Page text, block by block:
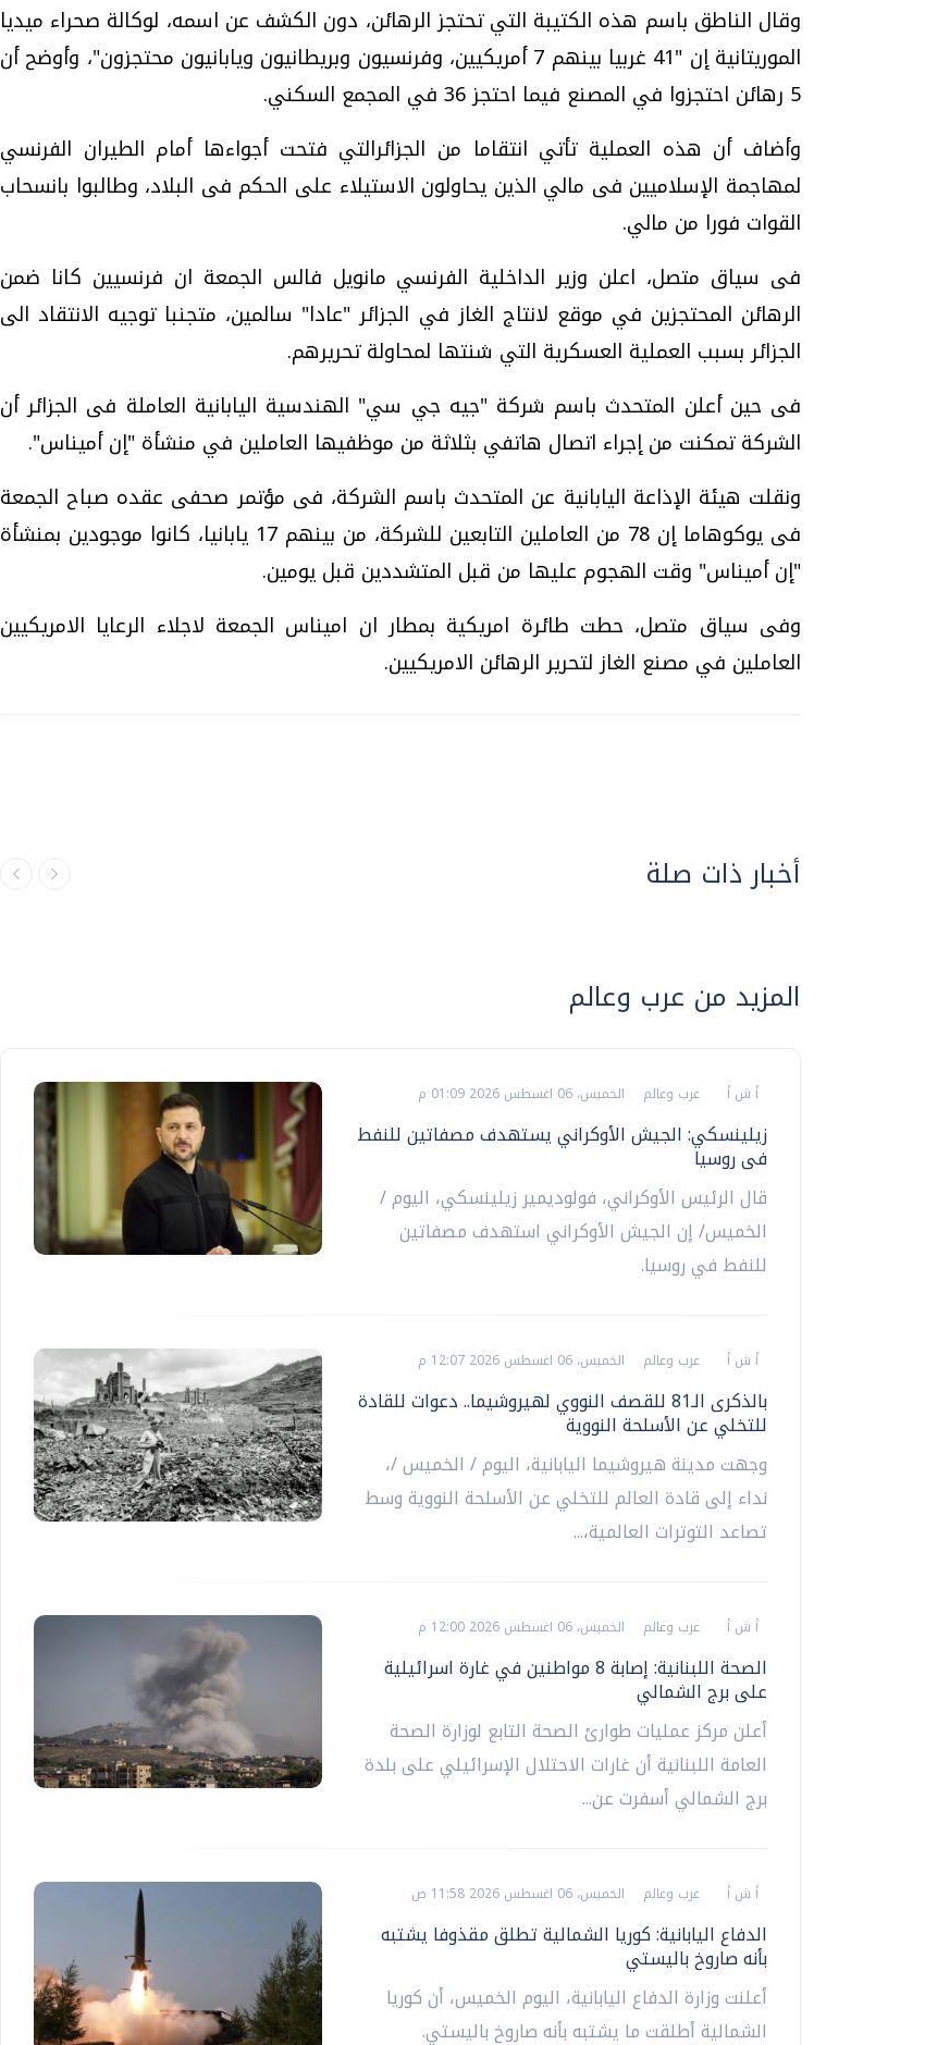
وقال الناطق باسم هذه الكتيبة التي تحتجز الرهائن، دون الكشف عن اسمه، لوكالة صحراء ميديا
الموريتانية إن "41 غربيا بينهم 7 أمريكيين، وفرنسيون وبريطانيون ويابانيون محتجزون"، وأوضح أن
5 رهائن احتجزوا في المصنع فيما احتجز 36 في المجمع السكني.
وأضاف أن هذه العملية تأتي انتقاما من الجزائرالتي فتحت أجواءها أمام الطيران الفرنسي
لمهاجمة الإسلاميين فى مالي الذين يحاولون الاستيلاء على الحكم فى البلاد، وطالبوا بانسحاب
القوات فورا من مالي.
فى سياق متصل، اعلن وزير الداخلية الفرنسي مانويل فالس الجمعة ان فرنسيين كانا ضمن
الرهائن المحتجزين في موقع لانتاج الغاز في الجزائر "عادا" سالمين، متجنبا توجيه الانتقاد الى
الجزائر بسبب العملية العسكرية التي شنتها لمحاولة تحريرهم.
فى حين أعلن المتحدث باسم شركة "جيه جي سي" الهندسية اليابانية العاملة فى الجزائر أن
الشركة تمكنت من إجراء اتصال هاتفي بثلاثة من موظفيها العاملين في منشأة "إن أميناس".
ونقلت هيئة الإذاعة اليابانية عن المتحدث باسم الشركة، فى مؤتمر صحفى عقده صباح الجمعة
فى يوكوهاما إن 78 من العاملين التابعين للشركة، من بينهم 17 يابانيا، كانوا موجودين بمنشأة
"إن أميناس" وقت الهجوم عليها من قبل المتشددين قبل يومين.
وفى سياق متصل، حطت طائرة امريكية بمطار ان اميناس الجمعة لاجلاء الرعايا الامريكيين
العاملين في مصنع الغاز لتحرير الرهائن الامريكيين.
أخبار ذات صلة
المزيد من عرب وعالم
أ ش أ عرب وعالم الخميس، 06 اغسطس 2026 01:09 م
زيلينسكي: الجيش الأوكراني يستهدف مصفاتين للنفط
فى روسيا
قال الرئيس الأوكراني، فولوديمير زيلينسكي، اليوم /
الخميس/ إن الجيش الأوكراني استهدف مصفاتين
للنفط في روسيا.
أ ش أ عرب وعالم الخميس، 06 اغسطس 2026 12:07 م
بالذكرى الـ81 للقصف النووي لهيروشيما.. دعوات للقادة
للتخلي عن الأسلحة النووية
وجهت مدينة هيروشيما اليابانية، اليوم / الخميس /،
نداء إلى قادة العالم للتخلي عن الأسلحة النووية وسط
تصاعد التوترات العالمية،...
أ ش أ عرب وعالم الخميس، 06 اغسطس 2026 12:00 م
الصحة اللبنانية: إصابة 8 مواطنين في غارة اسرائيلية
على برج الشمالي
أعلن مركز عمليات طوارئ الصحة التابع لوزارة الصحة
العامة اللبنانية أن غارات الاحتلال الإسرائيلي على بلدة
برج الشمالي أسفرت عن...
أ ش أ عرب وعالم الخميس، 06 اغسطس 2026 11:58 ص
الدفاع اليابانية: كوريا الشمالية تطلق مقذوفا يشتبه
بأنه صاروخ باليستي
أعلنت وزارة الدفاع اليابانية، اليوم الخميس، أن كوريا
الشمالية أطلقت ما يشتبه بأنه صاروخ باليستي.